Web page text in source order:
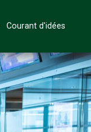
Courant d'idées